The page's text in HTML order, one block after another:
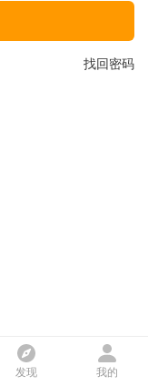
找回密码
发现 我的